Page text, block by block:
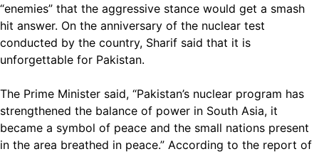
“enemies” that the aggressive stance would get a smash
hit answer. On the anniversary of the nuclear test
conducted by the country, Sharif said that it is
unforgettable for Pakistan.
The Prime Minister said, “Pakistan’s nuclear program has
strengthened the balance of power in South Asia, it
became a symbol of peace and the small nations present
in the area breathed in peace.” According to the report of